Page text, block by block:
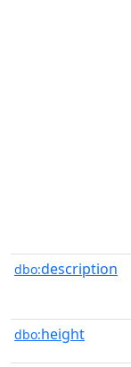
dbo:description
dbo:height